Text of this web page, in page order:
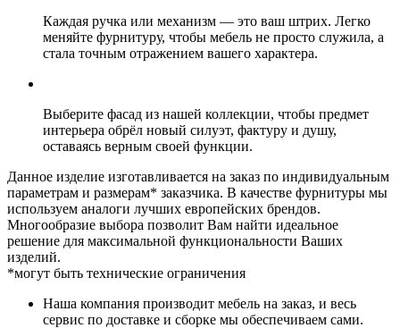
Каждая ручка или механизм — это ваш штрих. Легко
меняйте фурнитуру, чтобы мебель не просто служила, а
стала точным отражением вашего характера.
Выберите фасад из нашей коллекции, чтобы предмет
интерьера обрёл новый силуэт, фактуру и душу,
оставаясь верным своей функции.
Данное изделие изготавливается на заказ по индивидуальным
параметрам и размерам* заказчика. В качестве фурнитуры мы
используем аналоги лучших европейских брендов.
Многообразие выбора позволит Вам найти идеальное
решение для максимальной функциональности Ваших
изделий.
*могут быть технические ограничения
Наша компания производит мебель на заказ, и весь
сервис по доставке и сборке мы обеспечиваем сами.